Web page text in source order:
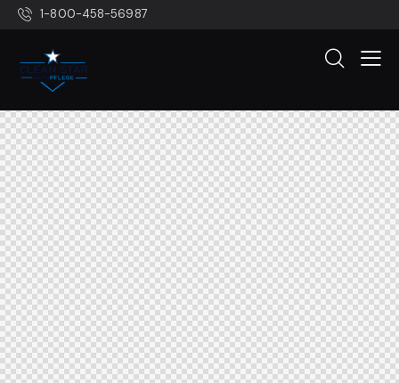
1-800-458-56987